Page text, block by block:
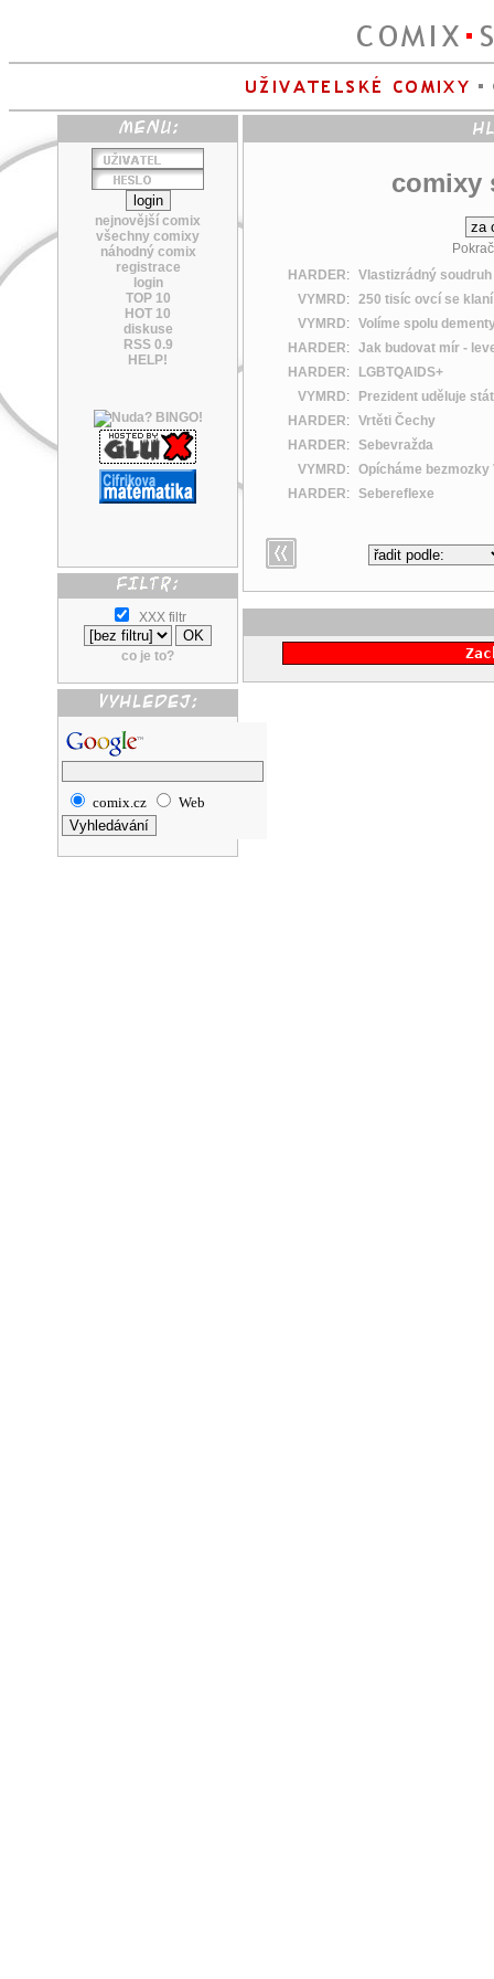
nejnovější comix
všechny comixy
náhodný comix
registrace
login
TOP 10
HOT 10
diskuse
RSS 0.9
HELP!
XXX filtr
co je to?
comix.cz Web
comixy
HARDER: Vlastizrádný soudruh
VYMRD: 250 tisíc ovcí se
VYMRD: Volíme spolu
HARDER: Jak budovat mír -
HARDER:
LGBTQAIDS+
VYMRD:
Prezident uděluje
HARDER: Vrtěti Čechy
HARDER: Sebevražda
VYMRD: Opícháme bezmozky
HARDER: Sebereflexe